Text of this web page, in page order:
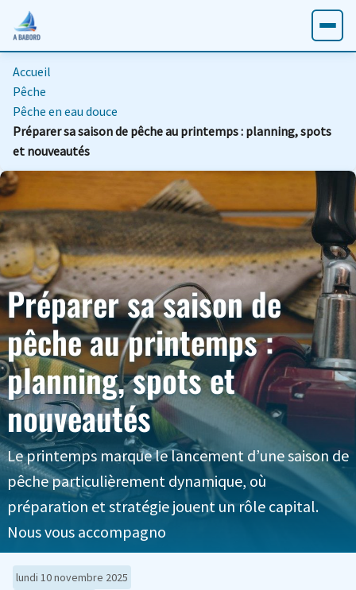
Accueil
Pêche
Pêche en eau douce
Préparer sa saison de pêche au printemps : planning, spots
et nouveautés
Préparer sa saison de
pêche au printemps :
planning, spots et
nouveautés
Le printemps marque le lancement d’une saison de
pêche particulièrement dynamique, où
préparation et stratégie jouent un rôle capital.
Nous vous accompagno
lundi 10 novembre 2025